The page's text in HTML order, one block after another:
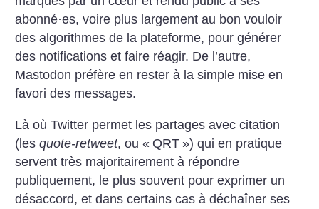
abonné·es, voire plus largement au bon vouloir
des algorithmes de la plateforme, pour générer
des notifications et faire réagir. De l’autre,
Mastodon préfère en rester à la simple mise en
favori des messages.
Là où Twitter permet les partages avec citation
(lesquote-retweet, ou « QRT ») qui en pratique
servent très majoritairement à répondre
publiquement, le plus souvent pour exprimer un
désaccord, et dans certains cas à déchaîner ses